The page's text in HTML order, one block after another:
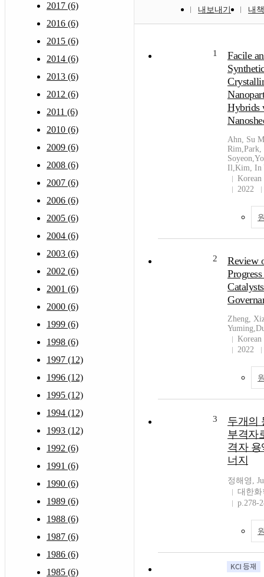
2017 (6)
2016 (6)
2015 (6)
2014 (6)
2013 (6)
2012 (6)
2011 (6)
2010 (6)
2009 (6)
2008 (6)
2007 (6)
2006 (6)
2005 (6)
2004 (6)
2003 (6)
2002 (6)
2001 (6)
2000 (6)
1999 (6)
1998 (6)
1997 (12)
1996 (12)
1995 (12)
1994 (12)
1993 (12)
1992 (6)
1991 (6)
1990 (6)
1989 (6)
1988 (6)
1987 (6)
1986 (6)
1985 (6)
내보내기 내
1
Facile
Hybrids
Ahn, Su
Il,Kim, In
Korean
2022
2
Review
Zheng,
Korean
2022
3
두개의
부격자
격자
너지
정해영,
대한화
p.278-